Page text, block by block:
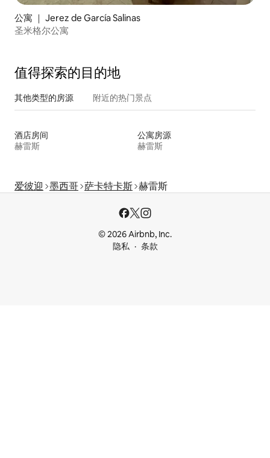
公寓 ｜ Jerez de García Salinas
圣米格尔公寓
值得探索的目的地
其他类型的房源 附近的热门景点
酒店房间
赫雷斯
公寓房源
赫雷斯
爱彼迎 墨西哥 萨卡特卡斯 赫雷斯
© 2026 Airbnb, Inc.
隐私
条款